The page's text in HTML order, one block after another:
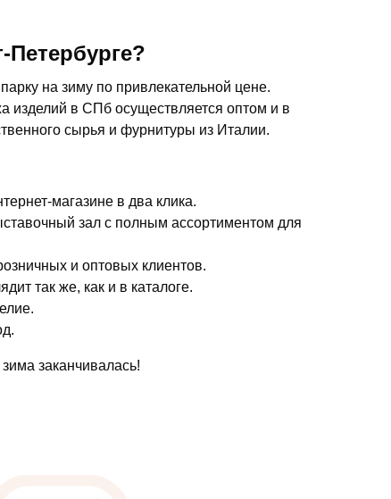
на зиму по привлекательной цене.
изделий в СПб осуществляется оптом и в
сырья и фурнитуры из Италии.
магазине в два клика.
зал с полным ассортиментом для
и оптовых клиентов.
так же, как и в каталоге.
заканчивалась!